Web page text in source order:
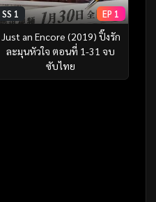
SS 1 EP 1
Just an Encore (2019) ปิ๊งรัก
ละมุนหัวใจ ตอนที่ 1-31 จบ
ซับไทย